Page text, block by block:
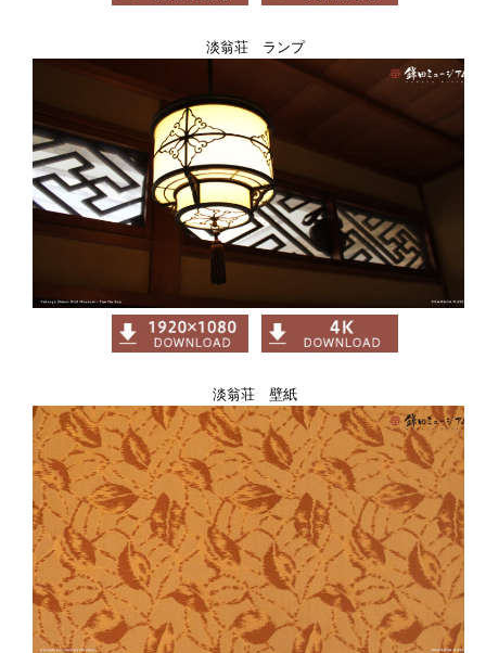
淡翁荘 ランプ
淡翁荘 壁紙